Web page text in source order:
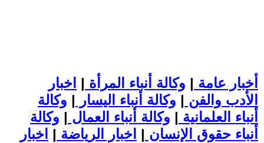
أخبار عامة | وكالة أنباء المرأة | اخبار
الأدب والفن | وكالة أنباء اليسار | وكالة
أنباء العلمانية | وكالة أنباء العمال | وكالة
أنباء حقوق الإنسان | اخبار الرياضة | اخبار